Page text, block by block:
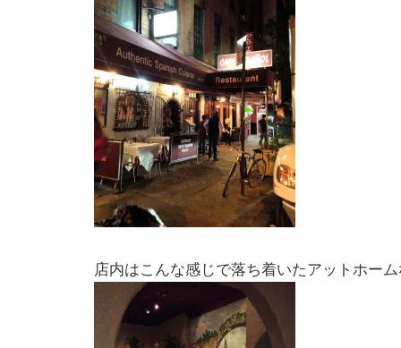
店内はこんな感じで落ち着いたアットホー